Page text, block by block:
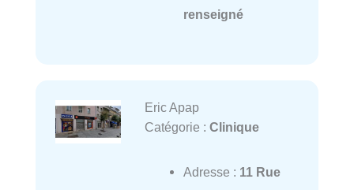
renseigné
Eric Apap
Catégorie : Clinique
Adresse : 11 Rue